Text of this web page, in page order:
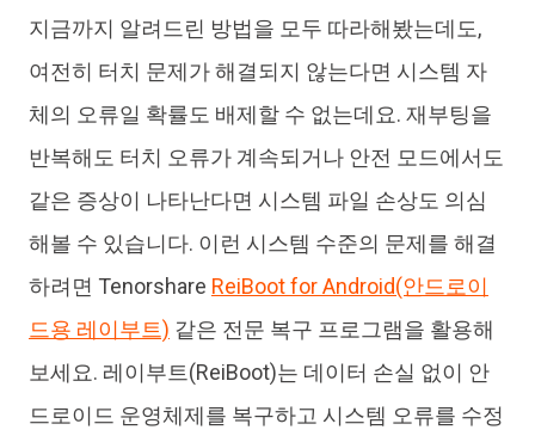
지금까지 알려드린 방법을 모두 따라해봤는데도,
여전히 터치 문제가 해결되지 않는다면 시스템 자
체의 오류일 확률도 배제할 수 없는데요. 재부팅을
반복해도 터치 오류가 계속되거나 안전 모드에서도
같은 증상이 나타난다면 시스템 파일 손상도 의심
해볼 수 있습니다. 이런 시스템 수준의 문제를 해결
하려면 Tenorshare ReiBoot for Android(안드로이
드용 레이부트) 같은 전문 복구 프로그램을 활용해
보세요. 레이부트(ReiBoot)는 데이터 손실 없이 안
드로이드 운영체제를 복구하고 시스템 오류를 수정